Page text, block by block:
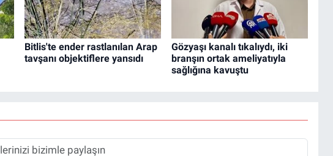
Bitlis'te ender rastlanılan Arap
tavşanı objektiflere yansıdı
Gözyaşı kanalı tıkalıydı, iki
branşın ortak ameliyatıyla
sağlığına kavuştu